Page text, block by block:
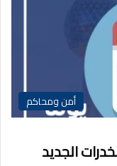
أمن ومحاكم